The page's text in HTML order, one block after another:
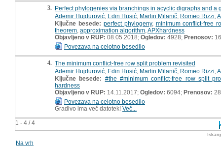
1 - 4 / 4
3. Perfect phylogenies via branchings in acyclic digraphs and a
Ademir Hujdurović Edin Husić Martin Milanič Romeo Rizzi
Ključne besede: perfect phylogeny, minimum conflict-free
theorem approximation algorithm APXhardness
Objavljeno v RUP: 08.05.2018; Ogledov: 4928; Prenosov:
Povezava na celotno besedilo
4. The minimum conflict-free row split problem revisited
Ademir Hujdurović Edin Husić Martin Milanič Romeo Rizzi
Ključne besede: #the #minimum conflict-free row split
hardness
Objavljeno v RUP: 14.11.2017; Ogledov: 6094; Prenosov:
Povezava na celotno besedilo
Gradivo ima več datotek! Več...
Na vrh